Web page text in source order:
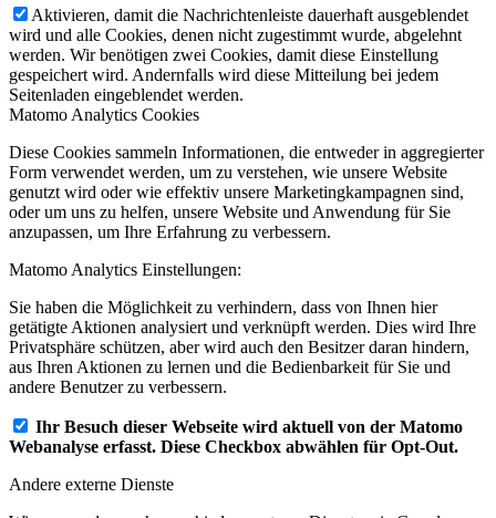
Aktivieren, damit die Nachrichtenleiste dauerhaft ausgeblendet
wird und alle Cookies, denen nicht zugestimmt wurde, abgelehnt
werden. Wir benötigen zwei Cookies, damit diese Einstellung
gespeichert wird. Andernfalls wird diese Mitteilung bei jedem
Seitenladen eingeblendet werden.
Matomo Analytics Cookies
Diese Cookies sammeln Informationen, die entweder in aggregierter
Form verwendet werden, um zu verstehen, wie unsere Website
genutzt wird oder wie effektiv unsere Marketingkampagnen sind,
oder um uns zu helfen, unsere Website und Anwendung für Sie
anzupassen, um Ihre Erfahrung zu verbessern.
Matomo Analytics Einstellungen:
Sie haben die Möglichkeit zu verhindern, dass von Ihnen hier
getätigte Aktionen analysiert und verknüpft werden. Dies wird Ihre
Privatsphäre schützen, aber wird auch den Besitzer daran hindern,
aus Ihren Aktionen zu lernen und die Bedienbarkeit für Sie und
andere Benutzer zu verbessern.
Ihr Besuch dieser Webseite wird aktuell von der Matomo
Webanalyse erfasst. Diese Checkbox abwählen für Opt-Out.
Andere externe Dienste